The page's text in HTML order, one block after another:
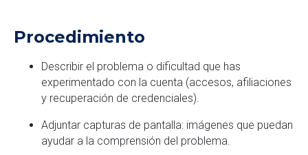
Procedimiento
Describir el problema o dificultad que has
experimentado con la cuenta (accesos, afiliaciones
y recuperación de credenciales).
Adjuntar capturas de pantalla: imágenes que puedan
ayudar a la comprensión del problema.